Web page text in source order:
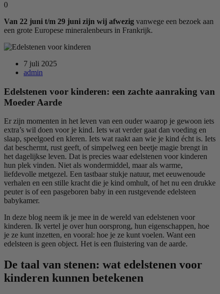
0
Van 22 juni t/m 29 juni zijn wij afwezig vanwege een bezoek aan
een grote Europese mineralenbeurs in Frankrijk.
7 juli 2025
admin
Edelstenen voor kinderen: een zachte aanraking van
Moeder Aarde
Er zijn momenten in het leven van een ouder waarop je gewoon iets
extra’s wil doen voor je kind. Iets wat verder gaat dan voeding en
slaap, speelgoed en kleren. Iets wat raakt aan wie je kind écht is. Iets
dat beschermt, rust geeft, of simpelweg een beetje magie brengt in
het dagelijkse leven. Dat is precies waar edelstenen voor kinderen
hun plek vinden. Niet als wondermiddel, maar als warme,
liefdevolle metgezel. Een tastbaar stukje natuur, met eeuwenoude
verhalen en een stille kracht die je kind omhult, of het nu een drukke
peuter is of een pasgeboren baby in een rustgevende edelsteen
babykamer.
In deze blog neem ik je mee in de wereld van edelstenen voor
kinderen. Ik vertel je over hun oorsprong, hun eigenschappen, hoe
je ze kunt inzetten, en vooral: hoe je ze kunt voelen. Want een
edelsteen is geen object. Het is een fluistering van de aarde.
De taal van stenen: wat edelstenen voor
kinderen kunnen betekenen